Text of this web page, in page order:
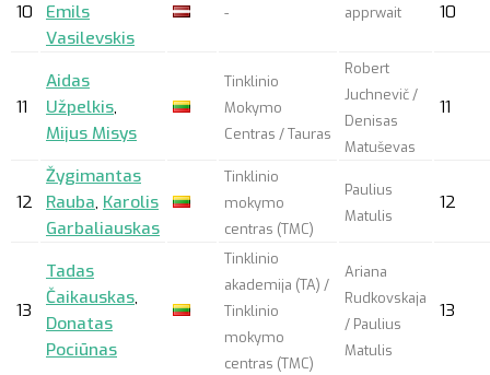
10
Emils
Vasilevskis
- apprwait 10
11
Aidas
Užpelkis,
Mijus Misys
Tinklinio
Mokymo
Centras / Tauras
Robert
Juchnevič /
Denisas
Matuševas
11
12
Žygimantas
Rauba, Karolis
Garbaliauskas
Tinklinio
mokymo
centras (TMC)
Paulius
Matulis
12
13
Tadas
Čaikauskas,
Donatas
Pociūnas
Tinklinio
akademija (TA) /
Tinklinio
mokymo
centras (TMC)
Ariana
Rudkovskaja
/ Paulius
Matulis
13